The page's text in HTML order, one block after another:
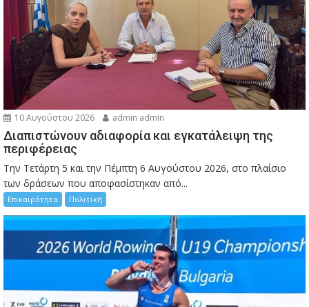
10 Αυγούστου 2026 admin admin
Διαπιστώνουν αδιαφορία και εγκατάλειψη της
περιφέρειας
Την Τετάρτη 5 και την Πέμπτη 6 Αυγούστου 2026, στο πλαίσιο
των δράσεων που αποφασίστηκαν από...
Επικαιρότητα Πολιτική